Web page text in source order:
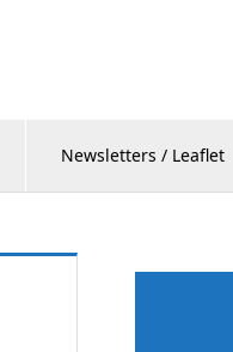
Newsletters / Leaflet